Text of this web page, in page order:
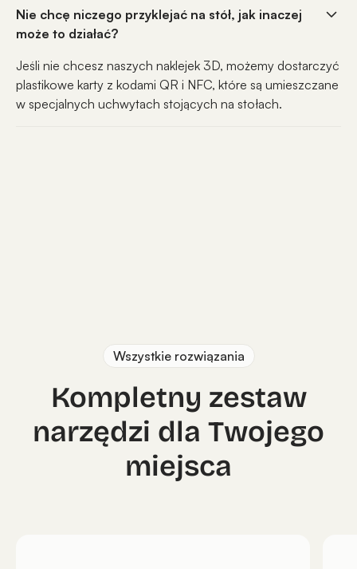
Nie chcę niczego przyklejać na stół, jak inaczej
może to działać?
Jeśli nie chcesz naszych naklejek 3D, możemy dostarczyć
plastikowe karty z kodami QR i NFC, które są umieszczane
w specjalnych uchwytach stojących na stołach.
Wszystkie rozwiązania
Kompletny zestaw
narzędzi dla Twojego
miejsca